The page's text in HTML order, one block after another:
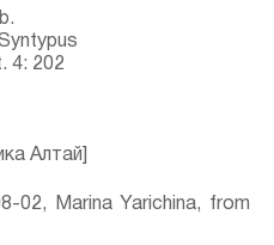
4: 202
Алтай]
02, Marina Yarichina, from